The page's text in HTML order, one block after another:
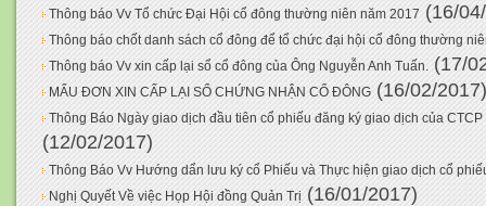
Thông báo Vv Tổ chức Đại Hội cổ đông thường niên năm 2017 (16/
Thông báo chốt danh sách cổ đông để tổ chức đại hội cổ đông thường
Thông báo Vv xin cấp lại sổ cổ đông của Ông Nguyễn Anh Tuấn. (17/
MẨU ĐƠN XIN CẤP LẠI SỔ CHỨNG NHẬN CỔ ĐÔNG (16/02/2017)
Thông Báo Ngày giao dịch đầu tiên cổ phiếu đăng ký giao dịch của
(12/02/2017)
Thông Báo Vv Hướng dẩn lưu ký cổ Phiếu và Thực hiện giao dịch cổ
Nghị Quyết Về việc Họp Hội đồng Quản Trị (16/01/2017)